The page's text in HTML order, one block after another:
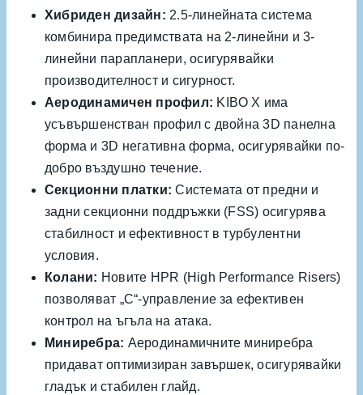
Хибриден дизайн: 2.5-линейната система
комбинира предимствата на 2-линейни и 3-
линейни парапланери, осигурявайки
производителност и сигурност.
Аеродинамичен профил: KIBO X има
усъвършенстван профил с двойна 3D панелна
форма и 3D негативна форма, осигурявайки по-
добро въздушно течение.
Секционни платки: Системата от предни и
задни секционни поддръжки (FSS) осигурява
стабилност и ефективност в турбулентни
условия.
Колани: Новите HPR (High Performance Risers)
позволяват „C“-управление за ефективен
контрол на ъгъла на атака.
Миниребра: Аеродинамичните миниребра
придават оптимизиран завършек, осигурявайки
гладък и стабилен глайд.